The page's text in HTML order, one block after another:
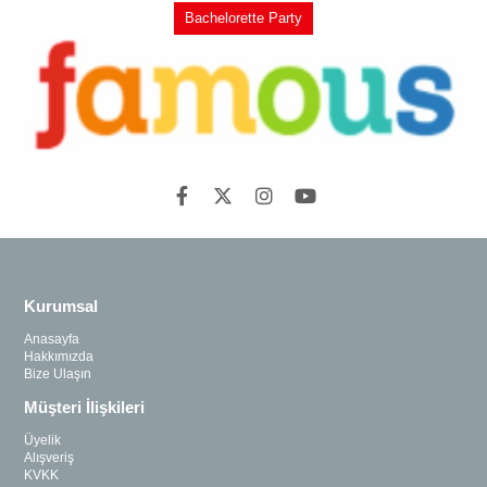
Bachelorette Party
Kurumsal
Anasayfa
Hakkımızda
Bize Ulaşın
Müşteri İlişkileri
Üyelik
Alışveriş
KVKK